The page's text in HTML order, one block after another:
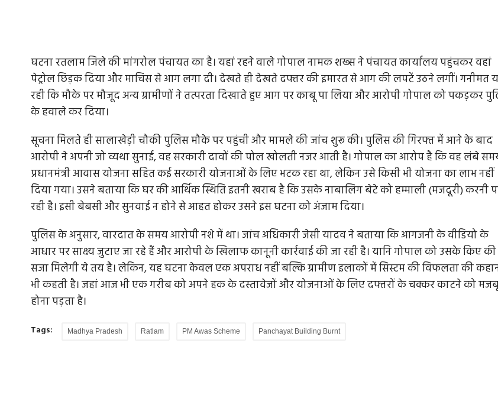
घटना रतलाम जिले की मांगरोल पंचायत का है। यहां रहने वाले गोपाल नामक शख्स ने पंचायत कार्यालय पहुंचकर वहां
पेट्रोल छिड़क दिया और माचिस से आग लगा दी। देखते ही देखते दफ्तर की इमारत से आग की लपटें उठने लगीं। गनीमत
रही कि मौके पर मौजूद अन्य ग्रामीणों ने तत्परता दिखाते हुए आग पर काबू पा लिया और आरोपी गोपाल को पकड़कर
के हवाले कर दिया।
सूचना मिलते ही सालाखेड़ी चौकी पुलिस मौके पर पहुंची और मामले की जांच शुरू की। पुलिस की गिरफ्त में आने के बाद
आरोपी ने अपनी जो व्यथा सुनाई, वह सरकारी दावों की पोल खोलती नजर आती है। गोपाल का आरोप है कि वह लंबे
प्रधानमंत्री आवास योजना सहित कई सरकारी योजनाओं के लिए भटक रहा था, लेकिन उसे किसी भी योजना का लाभ नहीं
दिया गया। उसने बताया कि घर की आर्थिक स्थिति इतनी खराब है कि उसके नाबालिग बेटे को हम्माली (मजदूरी) करनी
रही है। इसी बेबसी और सुनवाई न होने से आहत होकर उसने इस घटना को अंजाम दिया।
पुलिस के अनुसार, वारदात के समय आरोपी नशे में था। जांच अधिकारी जेसी यादव ने बताया कि आगजनी के वीडियो के
आधार पर साक्ष्य जुटाए जा रहे हैं और आरोपी के खिलाफ कानूनी कार्रवाई की जा रही है। यानि गोपाल को उसके किए की
सजा मिलेगी ये तय है। लेकिन, यह घटना केवल एक अपराध नहीं बल्कि ग्रामीण इलाकों में सिस्टम की विफलता की
भी कहती है। जहां आज भी एक गरीब को अपने हक के दस्तावेजों और योजनाओं के लिए दफ्तरों के चक्कर काटने को
होना पड़ता है।
Tags: Madhya Pradesh Ratlam PM Awas Scheme Panchayat Building Burnt